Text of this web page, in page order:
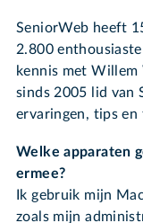
SeniorWeb heeft
2.800
kennis met
sinds 2005 lid van
ervaringen, tips en
Welke apparaten
ermee?
Ik gebruik mijn
zoals mijn